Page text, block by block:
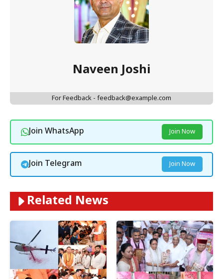
Naveen Joshi
For Feedback - feedback@example.com
Join WhatsApp Join Now
Join Telegram Join Now
Related News